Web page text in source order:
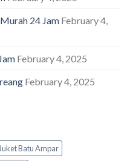
24 Jam February 4,
February 4, 2025
February 4, 2025
Batu Ampar